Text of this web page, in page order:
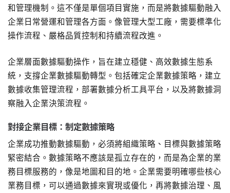
和管理機制。這不僅是單個項目實施，而是將數據驅動融入
企業日常營運和管理各方面。像管理大型工廠，需要標準化
操作流程、嚴格品質控制和持續流程改進。
企業層面數據驅動操作，旨在建立穩健、高效數據生態系
統，支撐企業數據驅動轉型。包括確定企業數據策略，建立
數據收集管理流程，部署數據分析工具平台，以及將數據洞
察融入企業決策流程。
對接企業目標：制定數據策略
企業成功推動數據驅動，必須將組織策略、目標與數據策略
緊密結合。數據策略不應該是孤立存在的，而是為企業的業
務目標服務的，像是地圖和目的地。企業需要明確哪些核心
業務目標，可以通過數據來實現或優化，再將數據治理、風